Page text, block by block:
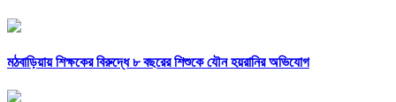
মঠবাড়িয়ায় শিক্ষকের বিরুদ্ধে ৮ বছরের শিশুকে যৌন হয়রানির অভিযোগ